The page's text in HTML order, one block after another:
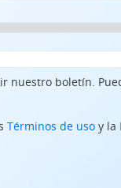
nuestro boletín.
Términos de usoy la